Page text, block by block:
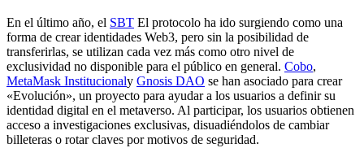
En el último año, el SBT El protocolo ha ido surgiendo como una
forma de crear identidades Web3, pero sin la posibilidad de
transferirlas, se utilizan cada vez más como otro nivel de
exclusividad no disponible para el público en general. Cobo,
MetaMask Institucionaly Gnosis DAO se han asociado para crear
«Evolución», un proyecto para ayudar a los usuarios a definir su
identidad digital en el metaverso. Al participar, los usuarios obtienen
acceso a investigaciones exclusivas, disuadiéndolos de cambiar
billeteras o rotar claves por motivos de seguridad.